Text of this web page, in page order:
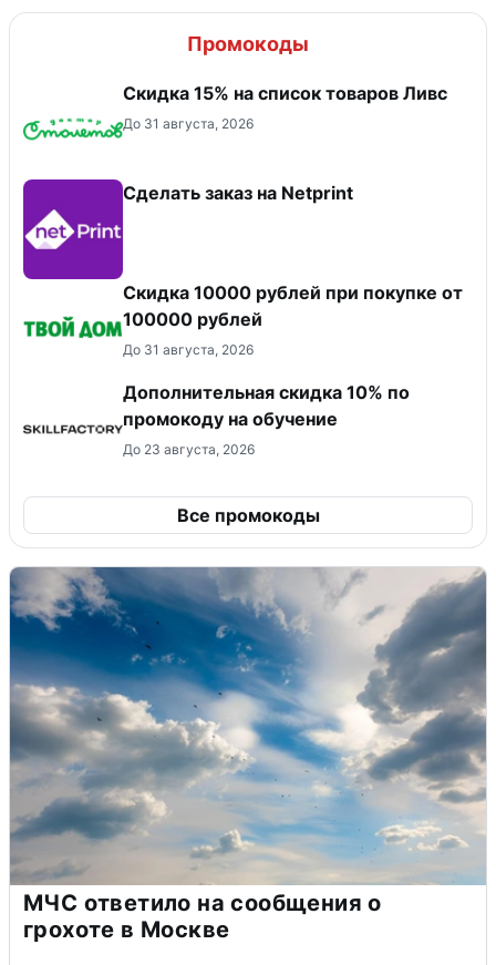
Промокоды
Скидка 15% на список товаров Ливс
До 31 августа, 2026
Сделать заказ на Netprint
Скидка 10000 рублей при покупке от
100000 рублей
До 31 августа, 2026
Дополнительная скидка 10% по
промокоду на обучение
До 23 августа, 2026
Все промокоды
МЧС ответило на сообщения о
грохоте в Москве